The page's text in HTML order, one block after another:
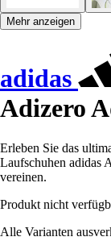
Mehr anzeigen
adidas
Adizero
Erleben Sie das
Laufschuhen adidas
vereinen.
Produkt nicht
Alle Varianten